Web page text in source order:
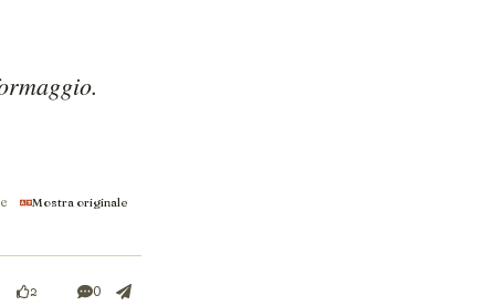
Mostra originale
2 0